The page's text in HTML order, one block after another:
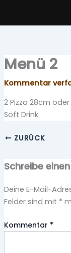
Menü 2
Kommentar
2 Pizza 28cm oder
Soft Drink
ZURÜCK
Schreibe
Deine E-Mail-
Felder sind mit *
Kommentar *